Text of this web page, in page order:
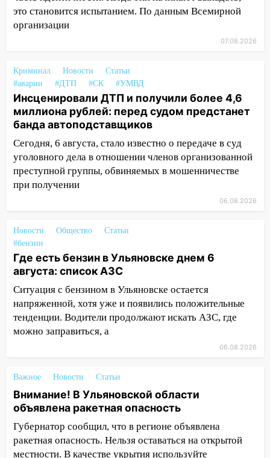
15:51 Бросила кирпич в жену брата: в
Ульяновской области завели дело на
15:47
На улице Радищева сбили
курьера: крупная авария в Ульяновске
15:15 Проводил до квартиры и ограбил:
новый кавалер женщины оказался
рецидивистом
14:26 В Ульяновске ограничат движение
по улице Ефремова
14:23
67% ульяновцев готовы
14:01
более 4,6 миллиона рублей: перед
судом предстанет банда
автоподставщиков
13:36 В Инзе произошел крупный пожар
13:00 В суде защитили репутацию
мужчины, которого необоснованно
12:28
Ульяновской области перевозчик
провернул хитрую схему с чужими
проездными
12:10
Ульяновский алиментщик накопил
это становится испытанием. По данным Всемирной
организации
07.08.2026
Криминал Новости
Статьи
#аварии
#ДТП #СК #УМВД
Инсценировали ДТП и получили более 4,6
миллиона рублей: перед судом предстанет
банда автоподставщиков
Сегодня, 6 августа, стало известно о передаче в суд
уголовного дела в отношении членов организованной
преступной группы, обвиняемых в мошенничестве
при получении
06.08.2026
Новости Общество
Статьи
#бензин
Где есть бензин в Ульяновске днем 6
августа: список АЗС
Ситуация с бензином в Ульяновске остается
напряженной, хотя уже и появились положительные
тенденции. Водители продолжают искать АЗС, где
можно заправиться, а
06.08.2026
Важное Новости Статьи
Внимание! В Ульяновской области
объявлена ракетная опасность
Губернатор сообщил, что в регионе объявлена
ракетная опасность. Нельзя оставаться на открытой
местности. В качестве укрытия используйте